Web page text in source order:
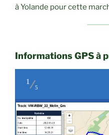
à Yolande pour cette
Informations GPS à
1
5